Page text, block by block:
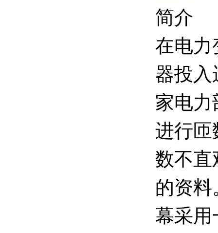
简介
在电力
器投入
家电
进行匝
数不直
的资
幕采用